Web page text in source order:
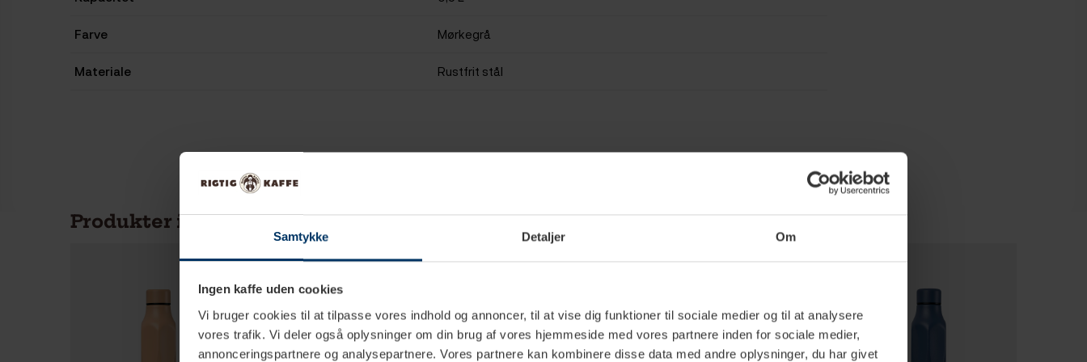
Samtykke Detaljer Om
Ingen kaffe uden cookies
Vi bruger cookies til at tilpasse vores indhold og annoncer, til at vise dig funktioner til sociale medier og til at analysere
vores trafik. Vi deler også oplysninger om din brug af vores hjemmeside med vores partnere inden for sociale medier,
annonceringspartnere og analysepartnere. Vores partnere kan kombinere disse data med andre oplysninger, du har givet
Farve Mørkegrå
Materiale Rustfrit stål
Produkter i samme kategori